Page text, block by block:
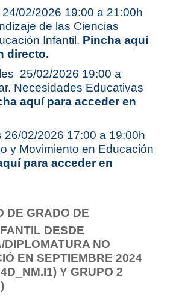
02/2026 19:00 a 21:00h
de las Ciencias
Infantil. Pincha aquí
directo.
25/02/2026 19:00 a
Necesidades Educativas
aquí para acceder en
26/02/2026 17:00 a 19:00h
y Movimiento en Educación
para acceder en
DE GRADO DE
DESDE
DIPLOMATURA NO
EN SEPTIEMBRE 2024
Y GRUPO 2